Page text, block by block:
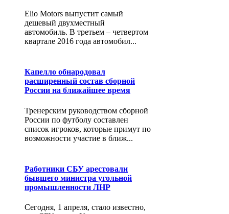
Elio Motors выпустит самый
дешевый двухместный
автомобиль. В третьем – четвертом
квартале 2016 года автомобил...
Капелло обнародовал
расширенный состав сборной
России на ближайшее время
Тренерским руководством сборной
России по футболу составлен
список игроков, которые примут по
возможности участие в ближ...
Работники СБУ арестовали
бывшего министра угольной
промышленности ЛНР
Сегодня, 1 апреля, стало известно,